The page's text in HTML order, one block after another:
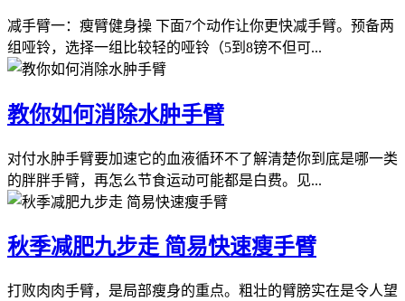
减手臂一：瘦臂健身操 下面7个动作让你更快减手臂。预备两
组哑铃，选择一组比较轻的哑铃（5到8镑不但可...
教你如何消除水肿手臂
对付水肿手臂要加速它的血液循环不了解清楚你到底是哪一类
的胖胖手臂，再怎么节食运动可能都是白费。见...
秋季减肥九步走 简易快速瘦手臂
打败肉肉手臂，是局部瘦身的重点。粗壮的臂膀实在是令人望